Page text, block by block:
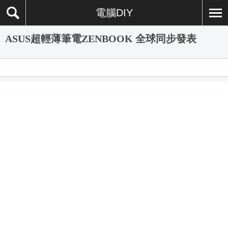
電腦DIY
ASUS超輕薄筆電ZENBOOK 全球同步發表